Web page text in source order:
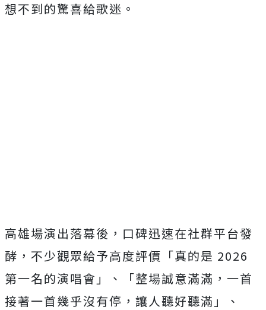
想不到的驚喜給歌迷。
高雄場演出落幕後，口碑迅速在社群平台發
酵， 不少觀眾給予高度評價「真的是 2026
第一名的演唱會」、「整場誠意滿滿，一首
接著一首幾乎沒有停， 讓人聽好聽滿」、